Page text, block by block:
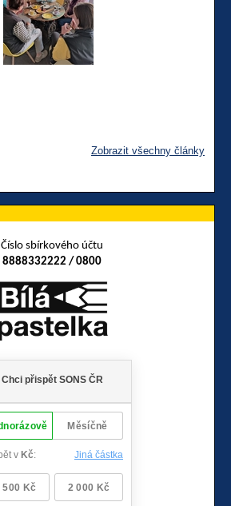
Zobrazit všechny články
Číslo sbírkového účtu
8888332222 / 0800